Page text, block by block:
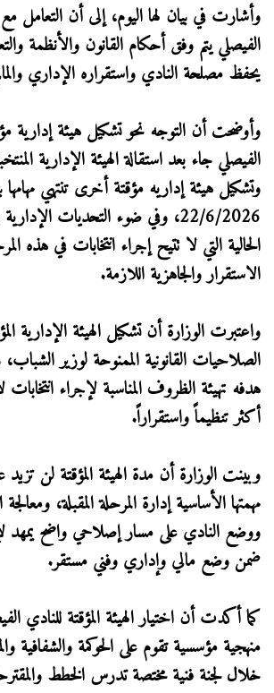
وأشارت في بيان لها اليوم، إلى أن التعامل
الفيصلي يتم وفق أحكام القانون والأنظمة
يحفظ مصلحة النادي واستقراره الإداري
وأوضحت أن التوجه نحو تشكيل هيئة إدارية
وتشكيل هيئة إداريه مؤقتة أخرى تنتهي مهامها
22/6/2026، وفي ضوء التحديات
الحالية التي لا تتيح إجراء انتخابات في هذه
الاستقرار والجاهزية اللازمة.
واعتبرت الوزارة أن تشكيل الهيئة الإدارية
الصلاحيات القانونية الممنوحة لوزير الشباب،
هدفه تهيئة الظروف المناسبة لإجراء
أكثر تنظيماً واستقراراً.
وبينت الوزارة أن مدة الهيئة المؤقتة لن
مهمتها الأساسية إدارة المرحلة المقبلة،
ووضع النادي على مسار إصلاحي واضح يمهد
ضمن وضع مالي وإداري وفني مستقر.
كما أكدت أن اختيار الهيئة المؤقتة للنادي
منهجية مؤسسية تقوم على الحوكمة والشفافية
خلال لجنة فنية مختصة تدرس الخطط